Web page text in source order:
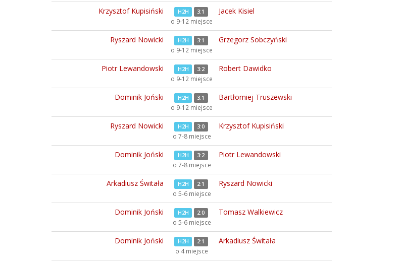
Krzysztof Kupisiński H2H 3:1 Jacek Kisiel
o 9-12 miejsce
Ryszard Nowicki H2H 3:1 Grzegorz Sobczyński
o 9-12 miejsce
Piotr Lewandowski H2H 3:2 Robert Dawidko
o 9-12 miejsce
Dominik Joński H2H 3:1 Bartłomiej Truszewski
o 9-12 miejsce
Ryszard Nowicki H2H 3:0 Krzysztof Kupisiński
o 7-8 miejsce
Dominik Joński H2H 3:2 Piotr Lewandowski
o 7-8 miejsce
Arkadiusz Świtała H2H 2:1 Ryszard Nowicki
o 5-6 miejsce
Dominik Joński H2H 2:0 Tomasz Walkiewicz
o 5-6 miejsce
Dominik Joński H2H 2:1 Arkadiusz Świtała
o 4 miejsce